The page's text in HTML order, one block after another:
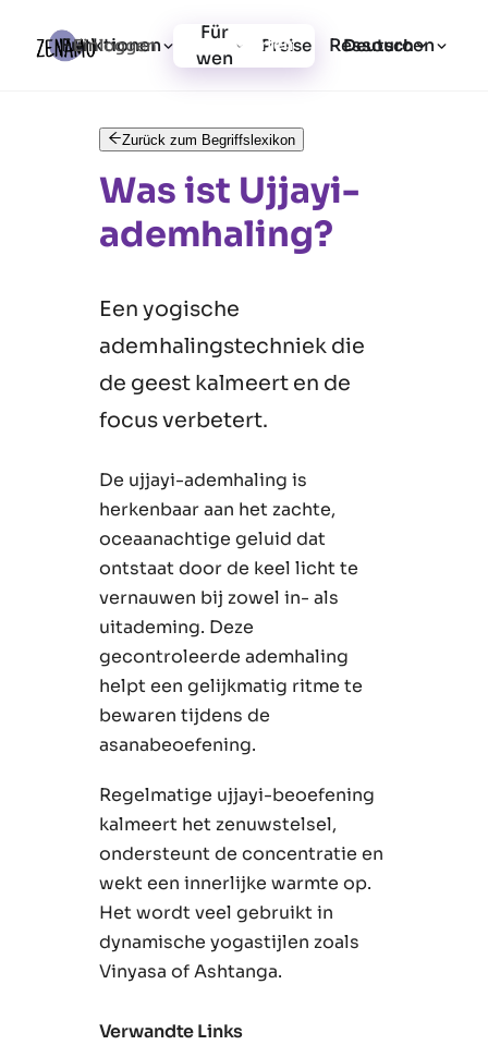
Funktionen
Für
wen
Preise Ressourcen
Einloggen Jetzt starten Deutsch
Zurück zum Begriffslexikon
Was ist Ujjayi-
ademhaling?
Een yogische
ademhalingstechniek die
de geest kalmeert en de
focus verbetert.
De ujjayi-ademhaling is
herkenbaar aan het zachte,
oceaanachtige geluid dat
ontstaat door de keel licht te
vernauwen bij zowel in- als
uitademing. Deze
gecontroleerde ademhaling
helpt een gelijkmatig ritme te
bewaren tijdens de
asanabeoefening.
Regelmatige ujjayi-beoefening
kalmeert het zenuwstelsel,
ondersteunt de concentratie en
wekt een innerlijke warmte op.
Het wordt veel gebruikt in
dynamische yogastijlen zoals
Vinyasa of Ashtanga.
Verwandte Links